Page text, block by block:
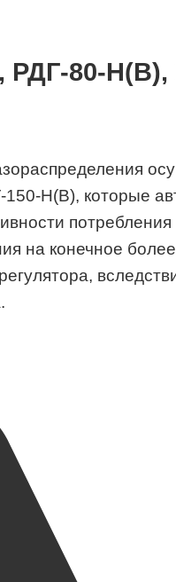
РДГ-80-
Н(В), которые
на конечное